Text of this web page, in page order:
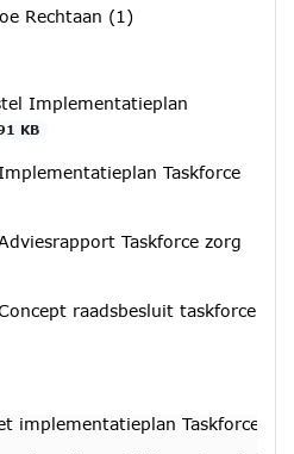
Rechtaan (1)
Implementatieplan
KB
Taskforce
Taskforce zorg
raadsbesluit taskforce
implementatieplan Taskforce